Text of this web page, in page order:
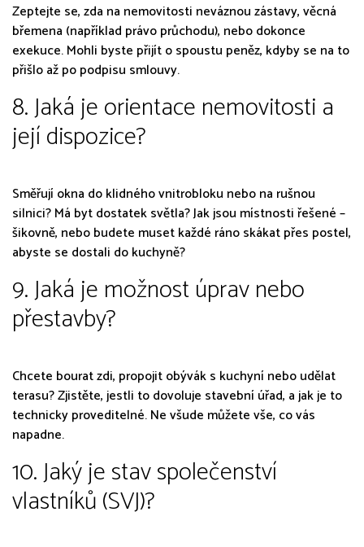
Zeptejte se, zda na nemovitosti neváznou zástavy, věcná
břemena (například právo průchodu), nebo dokonce
exekuce. Mohli byste přijít o spoustu peněz, kdyby se na to
přišlo až po podpisu smlouvy.
8. Jaká je orientace nemovitosti a
její dispozice?
Směřují okna do klidného vnitrobloku nebo na rušnou
silnici? Má byt dostatek světla? Jak jsou místnosti řešené –
šikovně, nebo budete muset každé ráno skákat přes postel,
abyste se dostali do kuchyně?
9. Jaká je možnost úprav nebo
přestavby?
Chcete bourat zdi, propojit obývák s kuchyní nebo udělat
terasu? Zjistěte, jestli to dovoluje stavební úřad, a jak je to
technicky proveditelné. Ne všude můžete vše, co vás
napadne.
10. Jaký je stav společenství
vlastníků (SVJ)?